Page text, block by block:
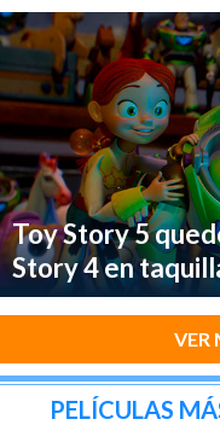
Toy Story 5
Story 4 en
VER
PELÍCULAS